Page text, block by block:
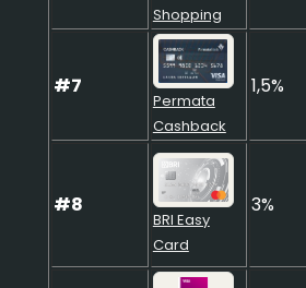
Shopping
#7
Permata
Cashback
1,5%
#8
BRI Easy
Card
3%